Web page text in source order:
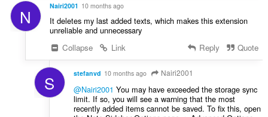
N Nairi2001 10 months ago
It deletes my last added texts, which makes this extension
unreliable and unnecessary
Collapse
Link Reply Quote
S stefanvd 10 months ago Nairi2001
@Nairi2001 You may have exceeded the storage sync
limit. If so, you will see a warning that the most
recently added items cannot be saved. To fix this, open